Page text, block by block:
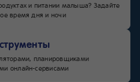
и питании малыша? Задайте
время дня и ночи
планировщиками
онлайн-сервисами